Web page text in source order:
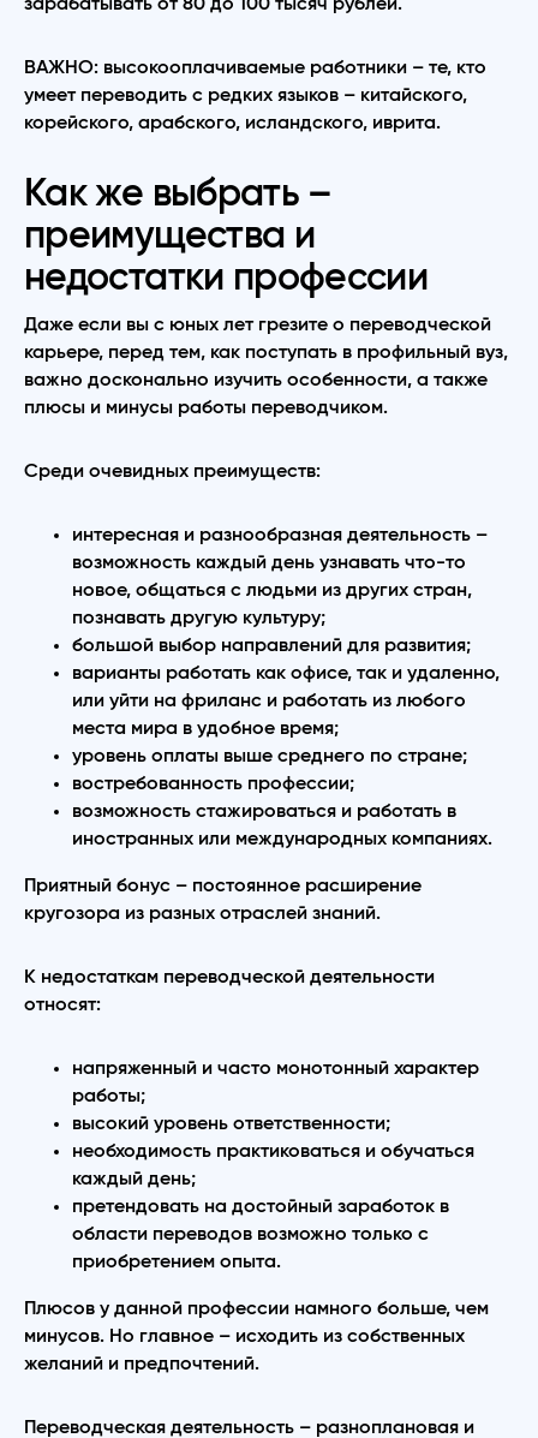
ВАЖНО: высокооплачиваемые работники – те, кто
умеет переводить с редких языков – китайского,
корейского, арабского, исландского, иврита.
Как же выбрать –
преимущества и
недостатки профессии
Даже если вы с юных лет грезите о переводческой
карьере, перед тем, как поступать в профильный вуз,
важно досконально изучить особенности, а также
плюсы и минусы работы переводчиком.
Среди очевидных преимуществ:
интересная и разнообразная деятельность –
возможность каждый день узнавать что-то
новое, общаться с людьми из других стран,
познавать другую культуру;
большой выбор направлений для развития;
варианты работать как офисе, так и удаленно,
или уйти на фриланс и работать из любого
места мира в удобное время;
уровень оплаты выше среднего по стране;
востребованность профессии;
возможность стажироваться и работать в
иностранных или международных компаниях.
Приятный бонус – постоянное расширение
кругозора из разных отраслей знаний.
К недостаткам переводческой деятельности
относят:
напряженный и часто монотонный характер
работы;
высокий уровень ответственности;
необходимость практиковаться и обучаться
каждый день;
претендовать на достойный заработок в
области переводов возможно только с
приобретением опыта.
Плюсов у данной профессии намного больше, чем
минусов. Но главное – исходить из собственных
желаний и предпочтений.
Переводческая деятельность – разноплановая и